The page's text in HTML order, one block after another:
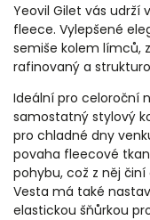
Yeovil Gilet vás udrží
fleece. Vylepšené
semiše kolem límců,
rafinovaný a
Ideální pro celoroční
samostatný stylový
pro chladné dny
povaha fleecové
pohybu, což z něj
Vesta má také
elastickou šňůrkou